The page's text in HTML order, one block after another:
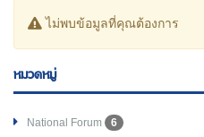
ไม่พบข้อมูลที่คุณต้องการ
หมวดหมู่
National Forum 6